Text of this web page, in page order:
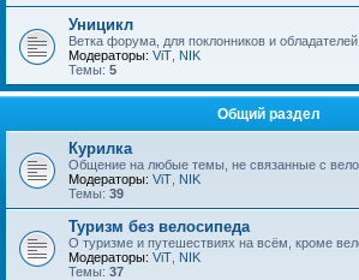
Уницикл
Ветка форума, для поклонников и
Модераторы: ViT NIK
Темы: 5
Общий раздел
Курилка
Общение на любые темы, не связанные с
Модераторы: ViT NIK
Темы: 39
Туризм без велосипеда
О туризме и путешествиях на всём, кроме
Модераторы: ViT NIK
Темы: 37